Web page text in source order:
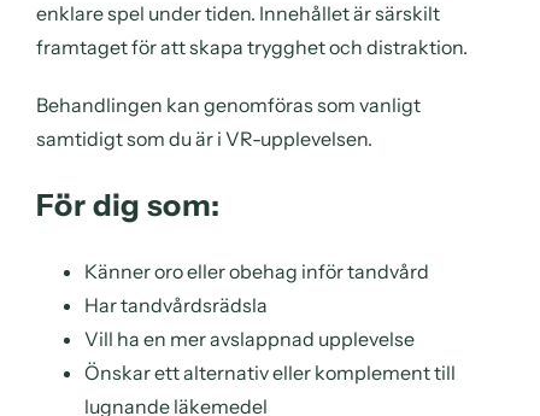
enklare spel under tiden. Innehållet är särskilt
framtaget för att skapa trygghet och distraktion.
Behandlingen kan genomföras som vanligt
samtidigt som du är i VR-upplevelsen.
För dig som:
Känner oro eller obehag inför tandvård
Har tandvårdsrädsla
Vill ha en mer avslappnad upplevelse
Önskar ett alternativ eller komplement till
lugnande läkemedel